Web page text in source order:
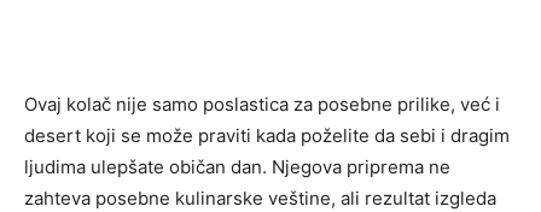
Ovaj kolač nije samo poslastica za posebne prilike, već i
desert koji se može praviti kada poželite da sebi i dragim
ljudima ulepšate običan dan. Njegova priprema ne
zahteva posebne kulinarske veštine, ali rezultat izgleda